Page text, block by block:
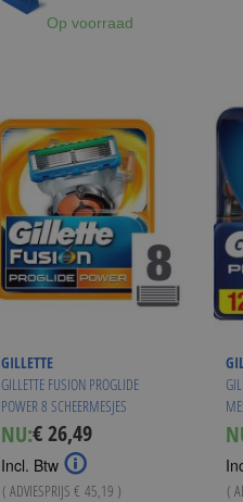
Op voorraad
GILLETTE
GILLETTE FUSION PROGLIDE
POWER 8 SCHEERMESJES
NU:Special
Price
€ 26,49
Incl. Btw
( ADVIESPRIJS € 45,19 ) (